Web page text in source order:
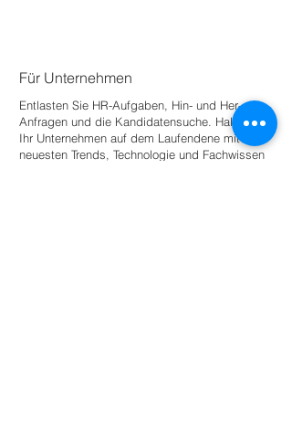
Für Unternehmen
Entlasten Sie HR-Aufgaben, Hin- und Her-
Anfragen und die Kandidatensuche. Halten Sie
Ihr Unternehmen auf dem Laufendene mit den
neuesten Trends, Technologie und Fachwissen